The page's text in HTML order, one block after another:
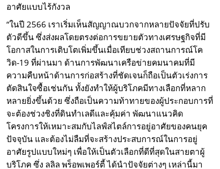
อาศัยแบบไร้กังวล
“ในปี 2566 เราเริ่มเห็นสัญญาณบวกจากหลายปัจจัยที่ปรับ
ตัวดีขึ้น ซึ่งส่งผลโดยตรงต่อการขยายตัวทางเศรษฐกิจที่มี
โอกาสในการเติบโตเพิ่มขึ้นเมื่อเทียบช่วงสถานการณ์โค
วิด-19 ที่ผ่านมา ด้านการพัฒนาเครือข่ายคมนาคมที่มี
ความคืบหน้าด้านการก่อสร้างที่ชัดเจนก็ถือเป็นตัวเร่งการ
ตัดสินใจซื้อเช่นกัน ทั้งยังทำให้ผู้บริโภคมีทางเลือกที่หลาก
หลายยิ่งขึ้นด้วย ซึ่งถือเป็นความท้าทายของผู้ประกอบการที่
จะต้องช่วงชิงที่ดินทำเลดีและคุ้มค่า พัฒนาแนวคิด
โครงการให้เหมาะสมกับไลฟ์สไตล์การอยู่อาศัยของคนยุค
ปัจจุบัน และต้องไม่ลืมที่จะสร้างประสบการณ์ในการอยู่
อาศัยรูปแบบใหม่ๆ เพื่อให้เป็นตัวเลือกที่ดีที่สุดในสายตาผู้
บริโภค ซึ่ง ลลิล พร็อพเพอร์ตี้ ได้นำปัจจัยต่างๆ เหล่านี้มา